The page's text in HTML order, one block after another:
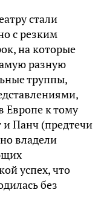
стали
с резким
на которые
разную
труппы,
Европе к тому
и Панч (предтечи
владели
успех, что
без